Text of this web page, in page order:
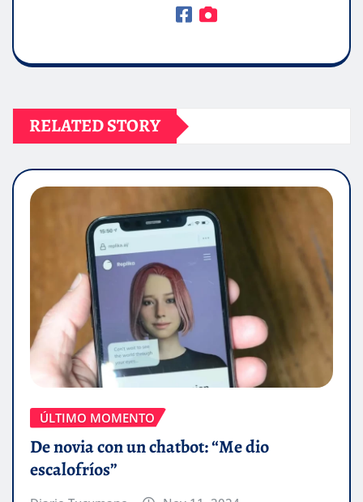
RELATED STORY
ÚLTIMO MOMENTO
De novia con un chatbot: “Me dio
escalofríos”